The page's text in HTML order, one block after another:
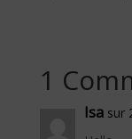
1
Isa sur